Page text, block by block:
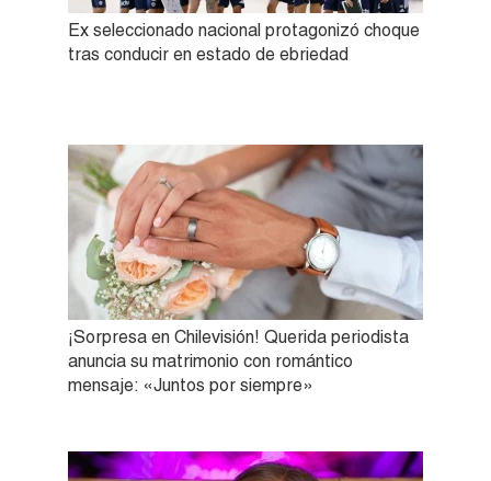
Ex seleccionado nacional protagonizó choque
tras conducir en estado de ebriedad
¡Sorpresa en Chilevisión! Querida periodista
anuncia su matrimonio con romántico
mensaje: «Juntos por siempre»